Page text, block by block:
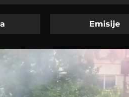
Emisije